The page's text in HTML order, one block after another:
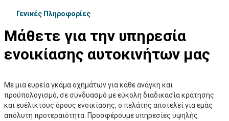
Γενικές Πληροφορίες
Μάθετε για την υπηρεσία
ενοικίασης αυτοκινήτων μας
Με μια ευρεία γκάμα οχημάτων για κάθε ανάγκη και
προϋπολογισμό, σε συνδυασμό με εύκολη διαδικασία κράτησης
και ευέλικτους όρους ενοικίασης, ο πελάτης αποτελεί για εμάς
απόλυτη προτεραιότητα. Προσφέρουμε υπηρεσίες υψηλής